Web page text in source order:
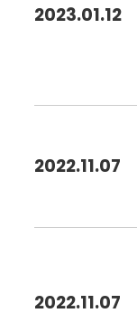
2023.01.12
2022.11.07
2022.11.07